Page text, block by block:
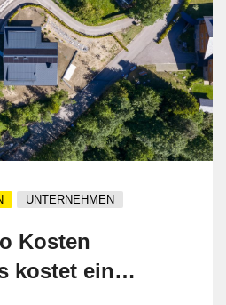
UNTERNEHMEN
Kosten
kostet ein